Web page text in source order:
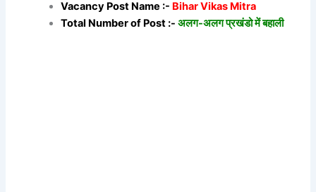
Vacancy Post Name :- Bihar Vikas Mitra
Total Number of Post :-अलग-अलग प्रखंडो में बहाली